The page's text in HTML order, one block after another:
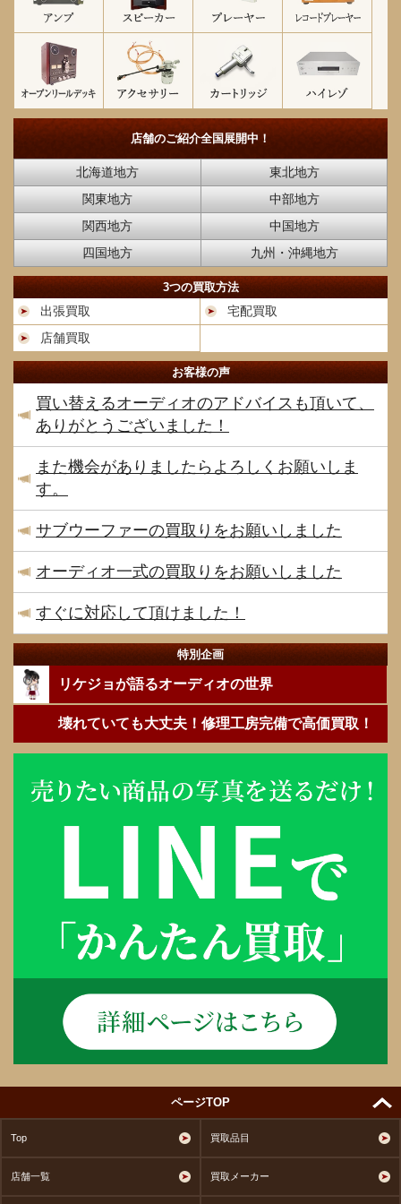
店舗のご紹介全国展開中！
北海道地方
東北地方
関東地方
中部地方
関西地方
中国地方
四国地方
九州・沖縄地方
3つの買取方法
出張買取
宅配買取
店舗買取
お客様の声
買い替えるオーディオのアドバイスも頂いて、
ありがとうございました！
また機会がありましたらよろしくお願いしま
す。
サブウーファーの買取りをお願いしました
オーディオ一式の買取りをお願いしました
すぐに対応して頂けました！
特別企画
リケジョが語るオーディオの世界
壊れていても大丈夫！修理工房完備で高価買取！
ページTOP
Top 買取品目
店舗一覧 買取メーカー